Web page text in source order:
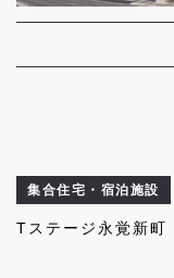
集合住宅・宿泊施設
Tステージ永覚新町